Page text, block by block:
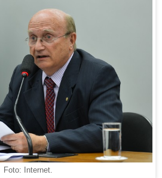
Foto: Internet.